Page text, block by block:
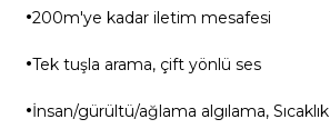
·200m'ye kadar iletim mesafesi
·Tek tuşla arama, çift yönlü ses
·İnsan/gürültü/ağlama algılama,